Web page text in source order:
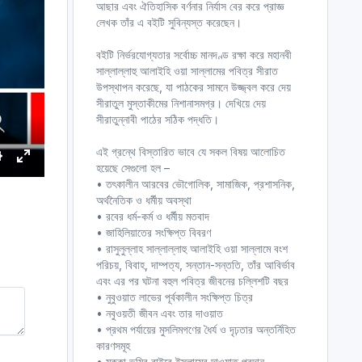
আছার এবং ঐতিহাসিক বর্ণনার নির্যাস বের করে প্রাজ্ঞ
লেখক তাঁর এ বইটি সুবিন্যস্ত করেছেন।
বইটি নির্ভরযোগ্যতার সর্বোচ্চ মানদণ্ড রক্ষা করে মহানবী
সাল্লাল্লাহু আলাইহি ওয়া সাল্লামের পবিত্র সীরাত
উপস্থাপন করেছে, যা পাঠকের সামনে উজ্জ্বল করে দেয়
সীরাতুল মুস্তাকীমের নিশানাসমগ্র। দেখিয়ে দেয়
সীরাতুন্নাবী পাঠের সঠিক পদ্ধতি।
এই গ্রন্থে বিস্তারিত ভাবে যে সকল বিষয় আলোচিত
হয়েছে সেগুলো হল –
• তৎকালীন আরবের ভৌগোলিক, সামাজিক, প্রশাসনিক,
অর্থনৈতিক ও ধর্মীয় অবস্থা
• রবের ধর্ম-কর্ম ও ধর্মীয় মতবাদ
• জাহিলিয়াতের সংক্ষিপ্ত বিবরণ
• রাসুলুল্লাহ সাল্লাল্লাহু আলাইহি ওয়া সাল্লামে বংশ
পরিচয়, বিবাহ, দাম্পত্য, সন্তান-সন্ততি, তাঁর আবির্ভাব
এবং এর পর ঘটনা বহুল পবিত্র জীবনের চল্লিশটি বছর
• নুবুওয়াত লাভের পূর্বকালীন সংক্ষিপ্ত চিত্র
• নবুওয়তী জীবন এবং তার দাওয়াত
• প্রথম পর্যায়ের মুসলিমগণের ধৈর্য ও দৃঢ়তার অন্তর্নিহিত
কারণসমূহ